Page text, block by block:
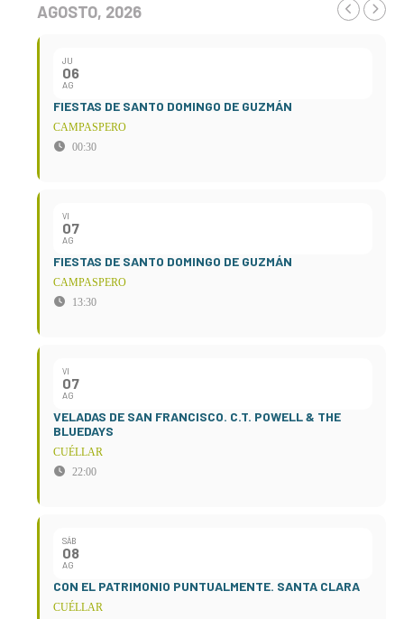
AGOSTO, 2026
JU
06
AG
FIESTAS DE SANTO DOMINGO DE GUZMÁN
CAMPASPERO
00:30
VI
07
AG
FIESTAS DE SANTO DOMINGO DE GUZMÁN
CAMPASPERO
13:30
VI
07
AG
VELADAS DE SAN FRANCISCO. C.T. POWELL & THE
BLUEDAYS
CUÉLLAR
22:00
SÁB
08
AG
CON EL PATRIMONIO PUNTUALMENTE. SANTA CLARA
CUÉLLAR